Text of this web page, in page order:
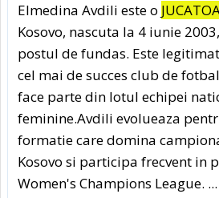
Elmedina Avdili este o
Kosovo, nascuta la 4 iunie
postul de fundas. Este
cel mai de succes club de
face parte din lotul echipei
feminine.Avdili evolueaza
formatie care domina
Kosovo si participa frecvent in
Women's Champions League. ...